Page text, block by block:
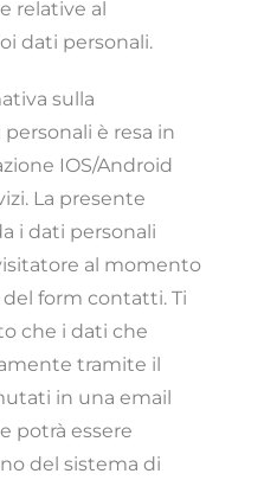
relative al
dati personali.
sulla
è resa in
IOS/Android
. La presente
i dati personali
al momento
form contatti. Ti
che i dati che
tramite il
in una email
potrà essere
del sistema di